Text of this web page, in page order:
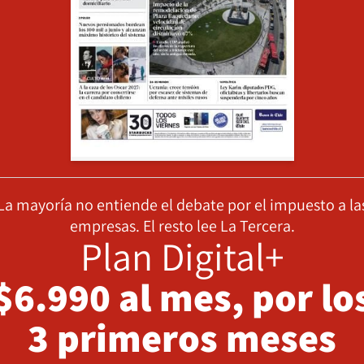
mayoría no entiende el debate por el impuesto a
empresas. El resto lee La Tercera.
Plan Digital+
al mes, por
3 primeros meses